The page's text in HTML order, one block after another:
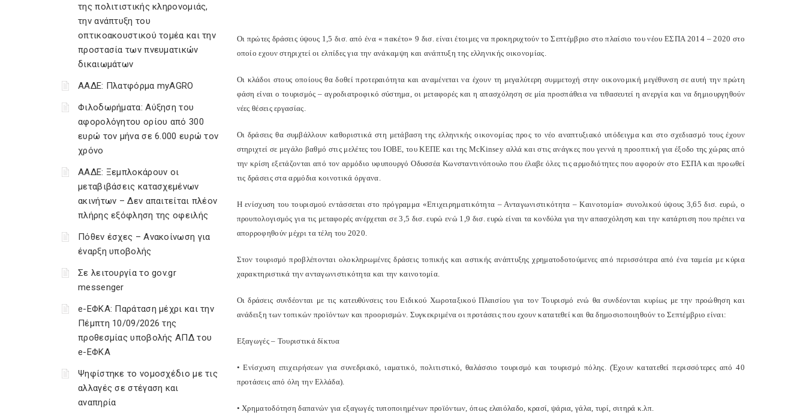
της πολιτιστικής κληρονομιάς,
την ανάπτυξη του
οπτικοακουστικού τομέα και την
προστασία των πνευματικών
δικαιωμάτων
ΑΑΔΕ: Πλατφόρμα myAGRO
Φιλοδωρήματα: Αύξηση του
αφορολόγητου ορίου από 300
ευρώ τον μήνα σε 6.000 ευρώ τον
χρόνο
ΑΑΔΕ: Ξεμπλοκάρουν οι
μεταβιβάσεις κατασχεμένων
ακινήτων – Δεν απαιτείται πλέον
πλήρης εξόφληση της οφειλής
Πόθεν έσχες – Ανακοίνωση για
έναρξη υποβολής
Σε λειτουργία το gov.gr
messenger
e-ΕΦΚΑ: Παράταση μέχρι και την
Πέμπτη 10/09/2026 της
προθεσμίας υποβολής ΑΠΔ του
e-ΕΦΚΑ
Ψηφίστηκε το νομοσχέδιο με τις
αλλαγές σε στέγαση και
αναπηρία
Oι πρώτες δράσεις ύψους 1,5 δισ. από ένα « πακέτο» 9 δισ. είναι έτοιμες να προκηρυχτούν το Σεπτέμβριο στο πλαίσιο του νέου ΕΣΠΑ 2014 – 2020 στο
οποίο εχουν στηριχτεί οι ελπίδες για την ανάκαμψη και ανάπτυξη της ελληνικής οικονομίας.
Οι κλάδοι στους οποίους θα δοθεί προτεραιότητα και αναμένεται να έχουν τη μεγαλύτερη συμμετοχή στην οικονομική μεγέθυνση σε αυτή την πρώτη
φάση είναι ο τουρισμός – αγροδιατροφικό σύστημα, οι μεταφορές και η απασχόληση σε μία προσπάθεια να τιθασευτεί η ανεργία και να δημιουργηθούν
νέες θέσεις εργασίας.
Oι δράσεις θα συμβάλλουν καθοριστικά στη μετάβαση της ελληνικής οικονομίας προς το νέο αναπτυξιακό υπόδειγμα και στο σχεδιασμό τους έχουν
στηριχτεί σε μεγάλο βαθμό στις μελέτες του ΙΟΒΕ, του ΚΕΠΕ και της McKinsey αλλά και στις ανάγκες που γεννά η προοπτική για έξοδο της χώρας από
την κρίση εξετάζονται από τον αρμόδιο υφυπουργό Οδυσσέα Κωνσταντινόπουλο που έλαβε όλες τις αρμοδιότητες που αφορούν στο ΕΣΠΑ και προωθεί
τις δράσεις στα αρμόδια κοινοτικά όργανα.
Η ενίσχυση του τουρισμού εντάσσεται στο πρόγραμμα «Επιχειρηματικότητα – Ανταγωνιστικότητα – Καινοτομία» συνολικού ύψους 3,65 δισ. ευρώ, ο
προυπολογισμός για τις μεταφορές ανέρχεται σε 3,5 δισ. ευρώ ενώ 1,9 δισ. ευρώ είναι τα κονδύλα για την απασχόληση και την κατάρτιση που πρέπει να
απορροφηθούν μέχρι τα τέλη του 2020.
Στον τουρισμό προβλέπονται ολοκληρωμένες δράσεις τοπικής και αστικής ανάπτυξης χρηματοδοτούμενες από περισσότερα από ένα ταμεία με κύρια
χαρακτηριστικά την ανταγωνιστικότητα και την καινοτομία.
Οι δράσεις συνδέονται με τις κατευθύνσεις του Ειδικού Χωροταξικού Πλαισίου για τον Τουρισμό ενώ θα συνδέονται κυρίως με την προώθηση και
ανάδειξη των τοπικών προϊόντων και προορισμών. Συγκεκριμένα οι προτάσεις που εχουν κατατεθεί και θα δημοσιοποιηθούν το Σεπτέμβριο είναι:
Εξαγωγές – Τουριστικά δίκτυα
• Ενίσχυση επιχειρήσεων για συνεδριακό, ιαματικό, πολιτιστικό, θαλάσσιο τουρισμό και τουρισμό πόλης. (Έχουν κατατεθεί περισσότερες από 40
προτάσεις από όλη την Ελλάδα).
• Χρηματοδότηση δαπανών για εξαγωγές τυποποιημένων προϊόντων, όπως ελαιόλαδο, κρασί, ψάρια, γάλα, τυρί, σιτηρά κ.λπ.